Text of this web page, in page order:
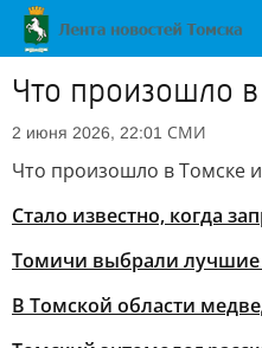
Что произошло
2 июня 2026, 22:01 СМИ
Что произошло в Томске
Стало известно, когда
Томичи выбрали лучшие
В Томской области